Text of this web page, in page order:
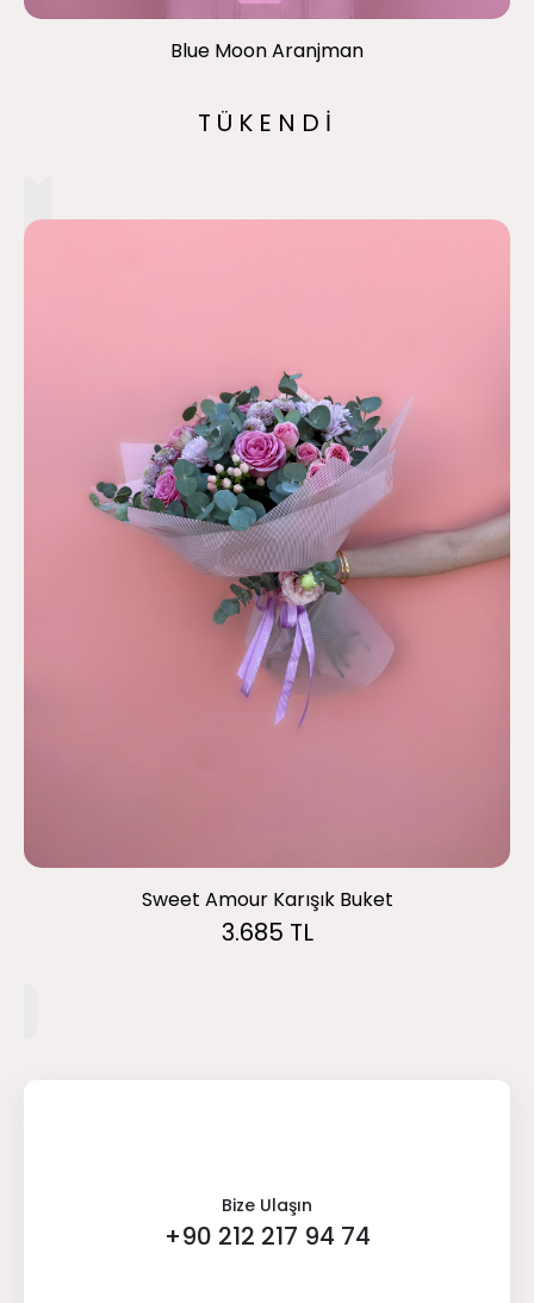
Blue Moon Aranjman
TÜKENDİ
Sweet Amour Karışık Buket
3.685 TL
Bize Ulaşın
+90 212 217 94 74